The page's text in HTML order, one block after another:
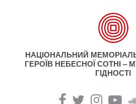
НАЦІОНАЛЬНИЙ
ГЕРОЇВ НЕБЕСНОЇ СОТНІ –
ГІДНОСТІ